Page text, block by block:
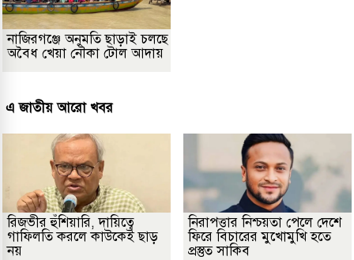
নাজিরগঞ্জে অনুমতি ছাড়াই চলছে
অবৈধ খেয়া নৌকা টোল আদায়
এ জাতীয় আরো খবর
রিজভীর হুঁশিয়ারি, দায়িত্বে
গাফিলতি করলে কাউকেই ছাড়
নয়
নিরাপত্তার নিশ্চয়তা পেলে দেশে
ফিরে বিচারের মুখোমুখি হতে
প্রস্তুত সাকিব